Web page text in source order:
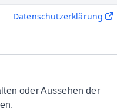
Datenschutzerklärung
oder Aussehen der